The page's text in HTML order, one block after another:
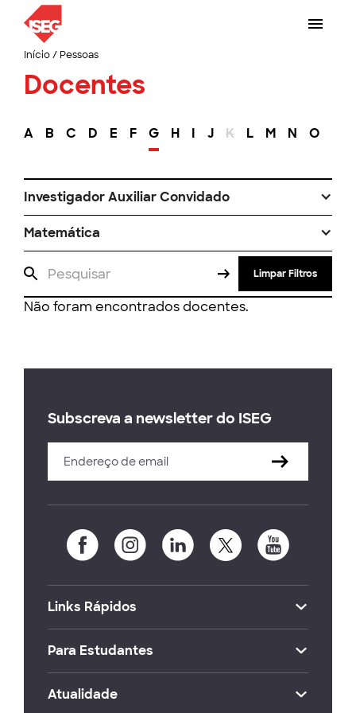
Início/ Pessoas
Docentes
A B C D E F G H I J K L M N O
Investigador Auxiliar Convidado
Matemática
Limpar Filtros
Não foram encontrados docentes.
Subscreva a newsletter do ISEG
Links Rápidos
Para Estudantes
Atualidade